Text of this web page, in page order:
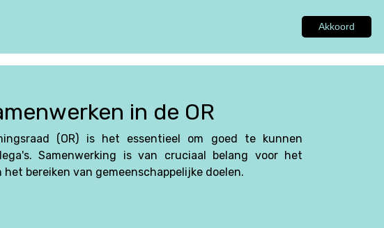
in de OR
(OR) is het essentieel om goed te kunnen
Samenwerking is van cruciaal belang voor het
bereiken van gemeenschappelijke doelen.
Akkoord